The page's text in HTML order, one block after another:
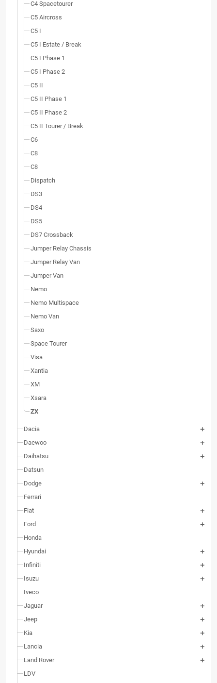
C4 Spacetourer
C5 Aircross
C5 I
C5 I Estate / Break
C5 I Phase 1
C5 I Phase 2
C5 II
C5 II Phase 1
C5 II Phase 2
C5 II Tourer / Break
C6
C8
C8
Dispatch
DS3
DS4
DS5
DS7 Crossback
Jumper Relay Chassis
Jumper Relay Van
Jumper Van
Nemo
Nemo Multispace
Nemo Van
Saxo
Space Tourer
Visa
Xantia
XM
Xsara
ZX
Dacia
Daewoo
Daihatsu
Datsun
Dodge
Ferrari
Fiat
Ford
Honda
Hyundai
Infiniti
Isuzu
Iveco
Jaguar
Jeep
Kia
Lancia
Land Rover
LDV